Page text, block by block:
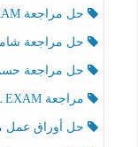
حل مراجعة FINAL EXAMاللغة الإنجليزية الصف الخامس الفصل الثالث
حل مراجعة شاملة
حل مراجعة حسب الهيكل
مراجعة FINAL EXAMاللغة الإنجليزية الصف الخامس الفصل الثالث
حل أوراق عمل مراجعة